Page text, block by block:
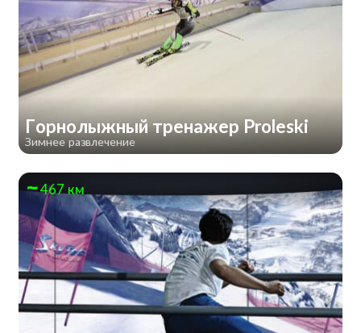
Горнолыжный тренажер Proleski
Зимнее развлечение
467 км